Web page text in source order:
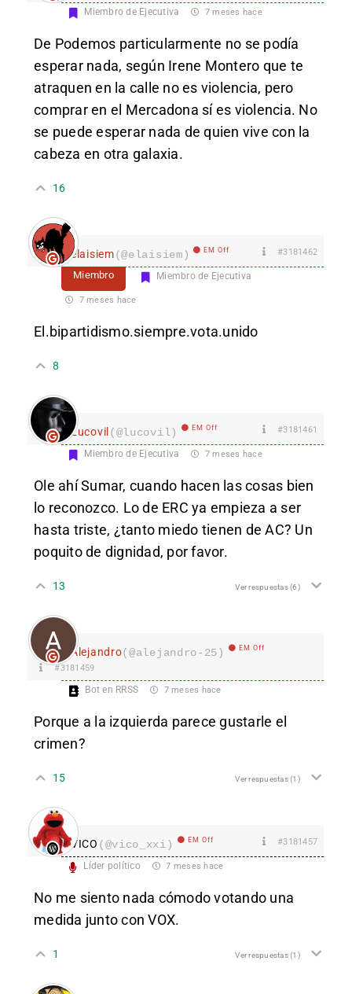
Miembro de Ejecutiva 7 meses hace
De Podemos particularmente no se podía
esperar nada, según Irene Montero que te
atraquen en la calle no es violencia, pero
comprar en el Mercadona sí es violencia. No
se puede esperar nada de quien vive con la
cabeza en otra galaxia.
16
elaisiem(@elaisiem) EM Off #3181462
Miembro Miembro de Ejecutiva
7 meses hace
El.bipartidismo.siempre.vota.unido
8
Lucovil(@lucovil) EM Off #3181461
Miembro de Ejecutiva 7 meses hace
Ole ahí Sumar, cuando hacen las cosas bien
lo reconozco. Lo de ERC ya empieza a ser
hasta triste, ¿tanto miedo tienen de AC? Un
poquito de dignidad, por favor.
13 Ver respuestas(6)
Alejandro(@alejandro-25) EM Off
#3181459
Bot en RRSS 7 meses hace
Porque a la izquierda parece gustarle el
crimen?
15 Ver respuestas(1)
VICO (@vico_xxi) EM Off #3181457
Líder político 7 meses hace
No me siento nada cómodo votando una
medida junto con VOX.
1 Ver respuestas(1)